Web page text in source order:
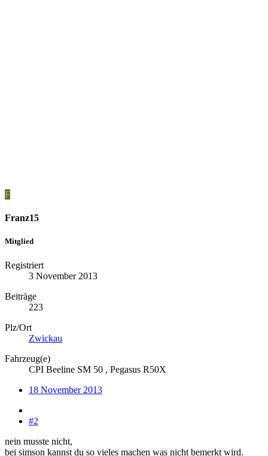
F
Franz15
Mitglied
Registriert
3 November 2013
Beiträge
223
Plz/Ort
Zwickau
Fahrzeug(e)
CPI Beeline SM 50 , Pegasus R50X
18 November 2013
#2
nein musste nicht,
bei simson kannst du so vieles machen was nicht bemerkt wird.